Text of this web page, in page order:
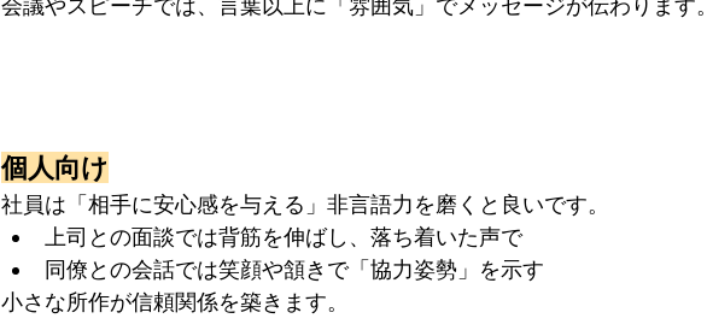
会議やスピーチでは、言葉以上に「雰囲気」でメッセージが伝わります。
個人向け
社員は「相手に安心感を与える」非言語力を磨くと良いです。
上司との面談では背筋を伸ばし、落ち着いた声で
同僚との会話では笑顔や頷きで「協力姿勢」を示す
小さな所作が信頼関係を築きます。